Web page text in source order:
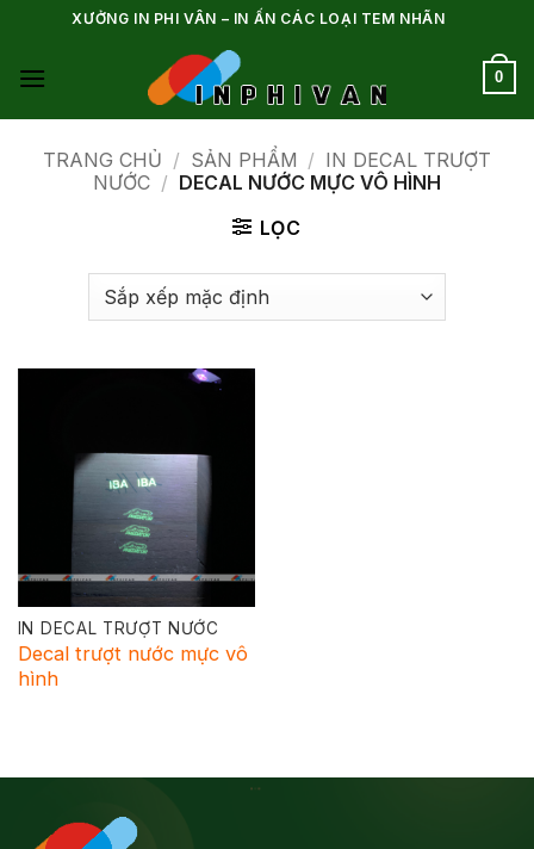
nội
XƯỞNG IN PHI VÂN – IN ẤN CÁC LOẠI TEM NHÃN
0
TRANG CHỦ / SẢN PHẨM / IN DECAL TRƯỢT
NƯỚC / DECAL NƯỚC MỰC VÔ HÌNH
LỌC
IN DECAL TRƯỢT NƯỚC
Decal trượt nước mực vô
hình